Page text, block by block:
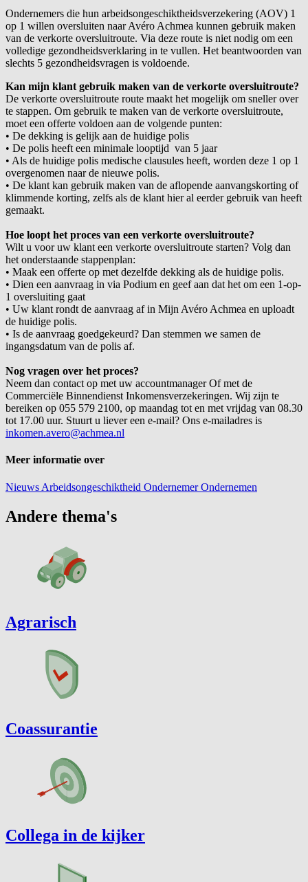
Ondernemers die hun arbeidsongeschiktheidsverzekering (AOV) 1
op 1 willen oversluiten naar Avéro Achmea kunnen gebruik maken
van de verkorte oversluitroute. Via deze route is niet nodig om een
volledige gezondheidsverklaring in te vullen. Het beantwoorden van
slechts 5 gezondheidsvragen is voldoende.
Kan mijn klant gebruik maken van de verkorte oversluitroute?
De verkorte oversluitroute route maakt het mogelijk om sneller over
te stappen. Om gebruik te maken van de verkorte oversluitroute,
moet een offerte voldoen aan de volgende punten:
• De dekking is gelijk aan de huidige polis
• De polis heeft een minimale looptijd van 5 jaar
• Als de huidige polis medische clausules heeft, worden deze 1 op 1
overgenomen naar de nieuwe polis.
• De klant kan gebruik maken van de aflopende aanvangskorting of
klimmende korting, zelfs als de klant hier al eerder gebruik van heeft
gemaakt.
Hoe loopt het proces van een verkorte oversluitroute?
Wilt u voor uw klant een verkorte oversluitroute starten? Volg dan
het onderstaande stappenplan:
• Maak een offerte op met dezelfde dekking als de huidige polis.
• Dien een aanvraag in via Podium en geef aan dat het om een 1-op-
1 oversluiting gaat
• Uw klant rondt de aanvraag af in Mijn Avéro Achmea en uploadt
de huidige polis.
• Is de aanvraag goedgekeurd? Dan stemmen we samen de
ingangsdatum van de polis af.
Nog vragen over het proces?
Neem dan contact op met uw accountmanager Of met de
Commerciële Binnendienst Inkomensverzekeringen. Wij zijn te
bereiken op 055 579 2100, op maandag tot en met vrijdag van 08.30
tot 17.00 uur. Stuurt u liever een e-mail? Ons e-mailadres is
inkomen.avero@achmea.nl
Meer informatie over
Nieuws Arbeidsongeschiktheid OndernemerOndernemen
Andere thema's
Agrarisch
Coassurantie
Collega in de kijker